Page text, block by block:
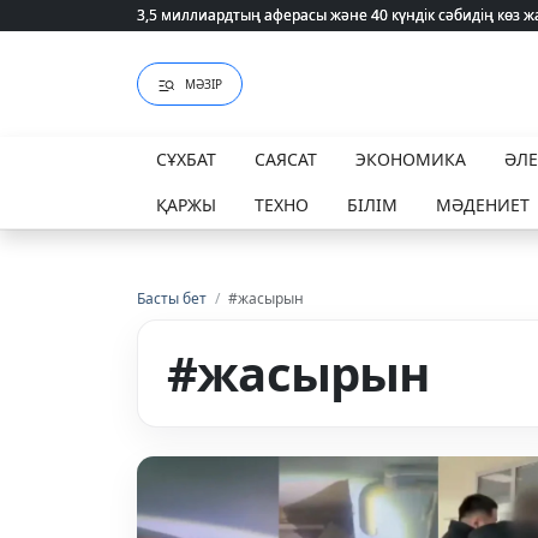
3,5 миллиардтың аферасы және 40 күндік сәбидің
3,5 миллиардтың аферасы және 40 күндік сәбидің
МӘЗІР
СҰХБАТ САЯСАТ ЭКОНОМИКА
ҚАРЖЫ
ТЕХНО БІЛІМ МӘДЕНИЕТ
Басты бет / #жасырын
#жасырын